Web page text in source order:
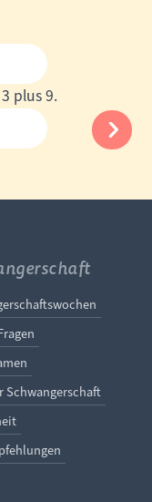
plus 9.
Schwangerschaft